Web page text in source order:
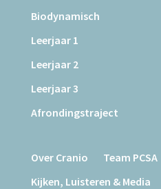
Biodynamisch
Leerjaar 1
Leerjaar 2
Leerjaar 3
Afrondingstraject
Over Cranio
Team PCSA
Kijken, Luisteren & Media